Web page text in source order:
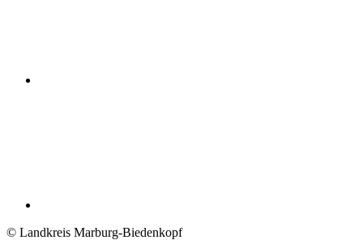
© Landkreis Marburg-Biedenkopf